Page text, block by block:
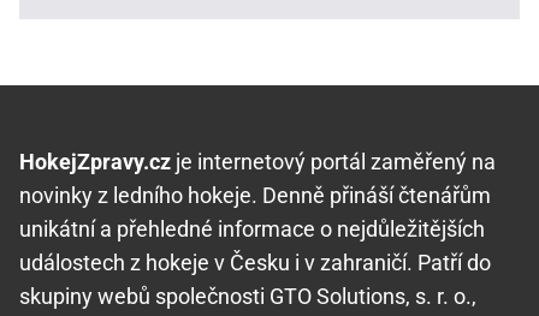
HokejZpravy.cz je internetový portál zaměřený na
novinky z ledního hokeje. Denně přináší čtenářům
unikátní a přehledné informace o nejdůležitějších
událostech z hokeje v Česku i v zahraničí. Patří do
skupiny webů společnosti GTO Solutions, s. r. o.,